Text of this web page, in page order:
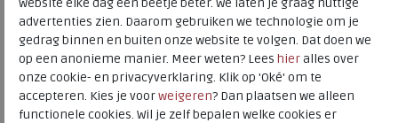
ECCO
Toon alles vanECCO
Naar allesneakers / veterschoenen
website elke dag een beetje beter. We laten je graag nuttige
advertenties zien. Daarom gebruiken we technologie om je
gedrag binnen en buiten onze website te volgen. Dat doen we
op een anonieme manier. Meer weten? Lees hieralles over
onze cookie- en privacyverklaring. Klik op 'Oké' om te
accepteren. Kies je voorweigeren? Dan plaatsen we alleen
functionele cookies. Wil je zelf bepalen welke cookies er